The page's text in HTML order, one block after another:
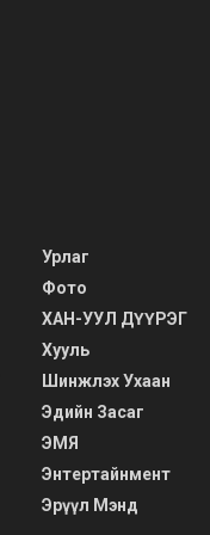
Урлаг
Фото
ХАН-УУЛ ДҮҮРЭГ
Хууль
Шинжлэх Ухаан
Эдийн Засаг
ЭМЯ
Энтертайнмент
Эрүүл Мэнд